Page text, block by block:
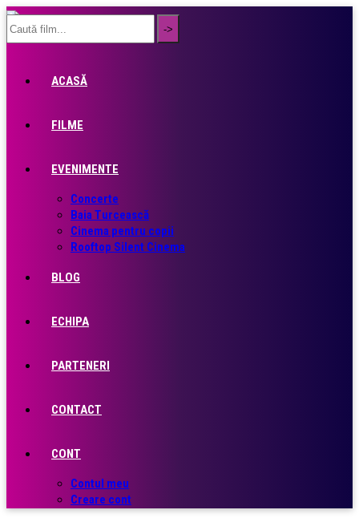
ACASĂ
FILME
EVENIMENTE
Concerte
Baia Turcească
Cinema pentru copii
Rooftop Silent Cinema
BLOG
ECHIPA
PARTENERI
CONTACT
CONT
Contul meu
Creare cont